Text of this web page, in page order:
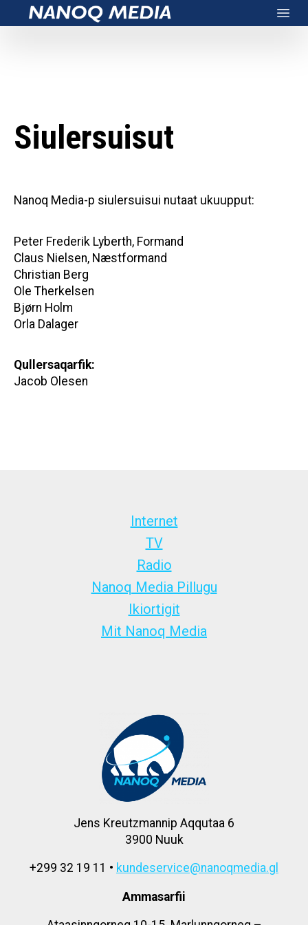
Nanoq Media
Siulersuisut
Nanoq Media-p siulersuisui nutaat ukuupput:
Peter Frederik Lyberth, Formand
Claus Nielsen, Næstformand
Christian Berg
Ole Therkelsen
Bjørn Holm
Orla Dalager
Qullersaqarfik:
Jacob Olesen
Jens Kreutzmannip Aqqutaa 6
3900 Nuuk
+299 32 19 11 • kundeservice@nanoqmedia.gl
Ammasarfii
Internet
TV
Radio
Nanoq Media Pillugu
Ikiortigit
Mit Nanoq Media